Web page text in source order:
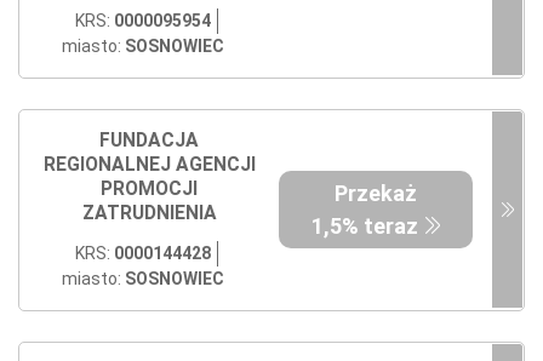
KRS: 0000095954
miasto: SOSNOWIEC
FUNDACJA
REGIONALNEJ AGENCJI
PROMOCJI
ZATRUDNIENIA
KRS: 0000144428
miasto: SOSNOWIEC
Przekaż
1,5% teraz